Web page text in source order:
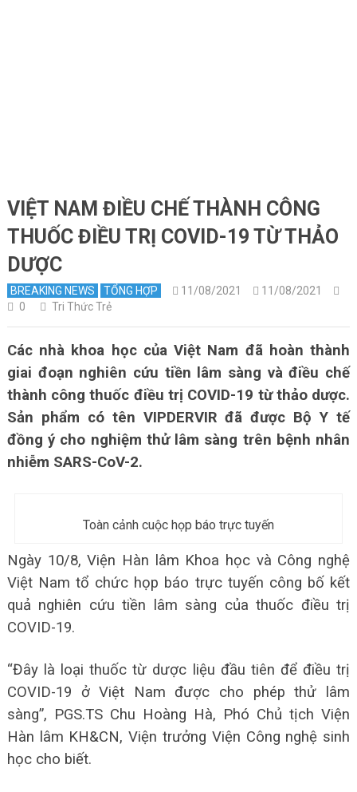
VIỆT NAM ĐIỀU CHẾ THÀNH CÔNG
THUỐC ĐIỀU TRỊ COVID-19 TỪ THẢO
DƯỢC
BREAKING NEWS TỔNG HỢP 11/08/2021
11/08/2021
0
Tri Thức Trẻ
Các nhà khoa học của Việt Nam đã hoàn thành
giai đoạn nghiên cứu tiền lâm sàng và điều chế
thành công thuốc điều trị COVID-19 từ thảo dược.
Sản phẩm có tên VIPDERVIR đã được Bộ Y tế
đồng ý cho nghiệm thử lâm sàng trên bệnh nhân
nhiễm SARS-CoV-2.
Toàn cảnh cuộc họp báo trực tuyến
Ngày 10/8, Viện Hàn lâm Khoa học và Công nghệ
Việt Nam tổ chức họp báo trực tuyến công bố kết
quả nghiên cứu tiền lâm sàng của thuốc điều trị
COVID-19.
“Đây là loại thuốc từ dược liệu đầu tiên để điều trị
COVID-19 ở Việt Nam được cho phép thử lâm
sàng”, PGS.TS Chu Hoàng Hà, Phó Chủ tịch Viện
Hàn lâm KH&CN, Viện trưởng Viện Công nghệ sinh
học cho biết.